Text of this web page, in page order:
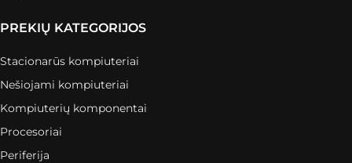
PREKIŲ KATEGORIJOS
Stacionarūs kompiuteriai
Nešiojami kompiuteriai
Kompiuterių komponentai
Procesoriai
Periferija